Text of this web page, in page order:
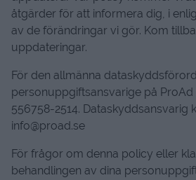
åtgärder för att informera dig, i
av de förändringar vi gör. Kom
uppdateringar.
För den allmänna
personuppgiftsansvarige på ProAd
556758-2514. Dataskyddsansvarig
info@proad.se
För frågor om denna policy eller
behandlingen av dina